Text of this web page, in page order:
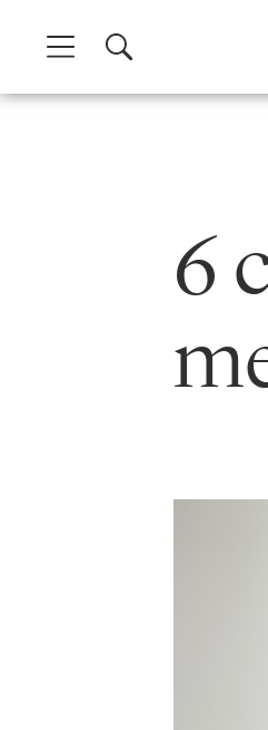
Skip
6